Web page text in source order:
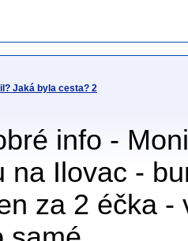
Jaká byla cesta? 2
info -
na Ilovac -
za 2 éčka